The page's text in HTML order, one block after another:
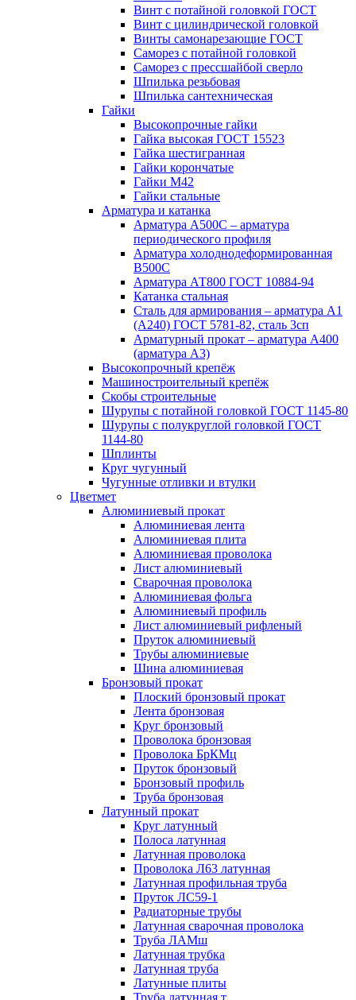
Винт с потайной головкой ГОСТ
Винт с цилиндрической головкой
Винты самонарезающие ГОСТ
Саморез с потайной головкой
Саморез с прессшайбой сверло
Шпилька резьбовая
Шпилька сантехническая
Гайки
Высокопрочные гайки
Гайка высокая ГОСТ 15523
Гайка шестигранная
Гайки корончатые
Гайки М42
Гайки стальные
Арматура и катанка
Арматура А500С – арматура
периодического профиля
Арматура холоднодеформированная
В500С
Арматура АТ800 ГОСТ 10884-94
Катанка стальная
Сталь для армирования – арматура А1
(А240) ГОСТ 5781-82, сталь 3сп
Арматурный прокат – арматура А400
(арматура А3)
Высокопрочный крепёж
Машиностроительный крепёж
Скобы строительные
Шурупы с потайной головкой ГОСТ 1145-80
Шурупы с полукруглой головкой ГОСТ
1144-80
Шплинты
Круг чугунный
Чугунные отливки и втулки
Цветмет
Алюминиевый прокат
Алюминиевая лента
Алюминиевая плита
Алюминиевая проволока
Лист алюминиевый
Сварочная проволока
Алюминиевая фольга
Алюминиевый профиль
Лист алюминиевый рифленый
Пруток алюминиевый
Трубы алюминиевые
Шина алюминиевая
Бронзовый прокат
Плоский бронзовый прокат
Лента бронзовая
Круг бронзовый
Проволока бронзовая
Проволока БрКМц
Пруток бронзовый
Бронзовый профиль
Труба бронзовая
Латунный прокат
Круг латунный
Полоса латунная
Латунная проволока
Проволока Л63 латунная
Латунная профильная труба
Пруток ЛС59-1
Радиаторные трубы
Латунная сварочная проволока
Труба ЛАМш
Латунная трубка
Латунная труба
Латунные плиты
Труба латунная т